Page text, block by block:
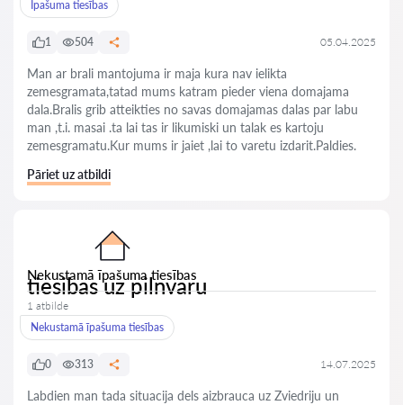
Īpašuma tiesības
1 504 05.04.2025
Man ar brali mantojuma ir maja kura nav ielikta
zemesgramata,tatad mums katram pieder viena domajama
dala.Bralis grib atteikties no savas domajamas dalas par labu
man ,t.i. masai .ta lai tas ir likumiski un talak es kartoju
zemesgramatu.Kur mums ir jaiet ,lai to varetu izdarit.Paldies.
Pāriet uz atbildi
Nekustamā īpašuma tiesības
tiesibas uz pilnvaru
1 atbilde
Nekustamā īpašuma tiesības
0 313 14.07.2025
Labdien man tada situacija dels aizbrauca uz Zviedriju un